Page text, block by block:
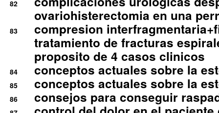
82
ovariohisterectomia en una
83
compresion
tratamiento de fracturas
proposito de 4 casos clinicos
84 conceptos actuales sobre la
85 conceptos actuales sobre la
86 consejos para conseguir